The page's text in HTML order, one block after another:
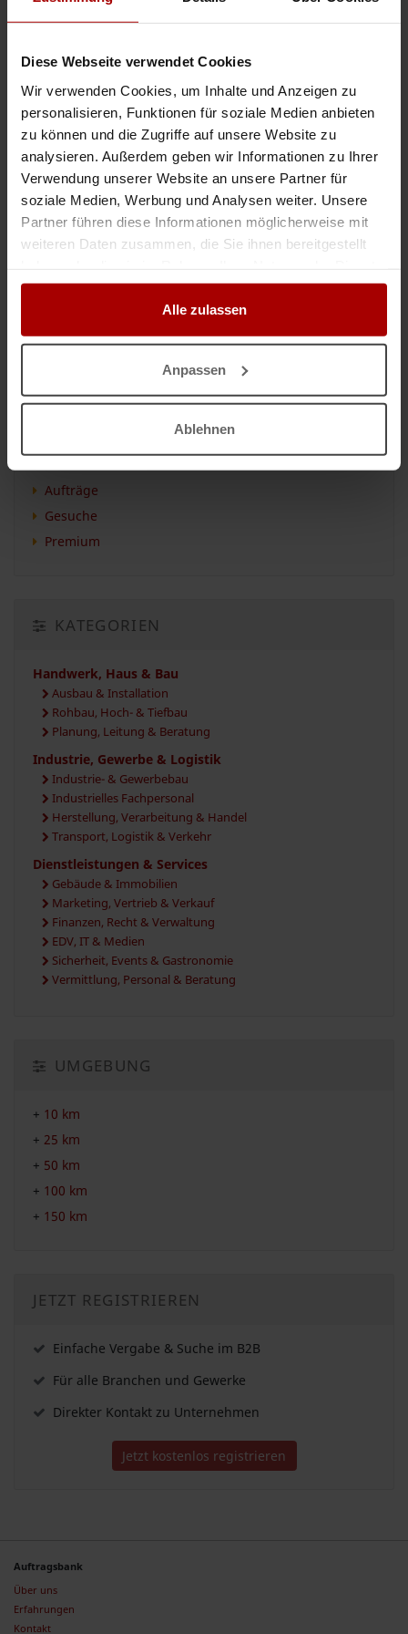
Diese Webseite verwendet Cookies
Wir verwenden Cookies, um Inhalte und Anzeigen zu
personalisieren, Funktionen für soziale Medien anbieten
zu können und die Zugriffe auf unsere Website zu
analysieren. Außerdem geben wir Informationen zu Ihrer
Verwendung unserer Website an unsere Partner für
soziale Medien, Werbung und Analysen weiter. Unsere
Partner führen diese Informationen möglicherweise mit
weiteren Daten zusammen, die Sie ihnen bereitgestellt
gesammelt haben.
Alle zulassen
Anpassen
Ablehnen
Aufträge & Firmen in Landkreis Stormarn
Das können Sie als Nächstes tun
Jetzt kostenlos freie Kapazitäten melden
Jetzt kostenlos einen Auftrag vergeben
Aufträge aller Branchen einsehen
Firmen aller Branchen einsehen
INSERIEREN
Auftrag vergeben
Aufträge
Gesuche
Premium
KATEGORIEN
Handwerk, Haus & Bau
Ausbau & Installation
Rohbau, Hoch- & Tiefbau
Planung, Leitung & Beratung
Industrie, Gewerbe & Logistik
Industrie- & Gewerbebau
Industrielles Fachpersonal
Herstellung, Verarbeitung & Handel
Transport, Logistik & Verkehr
Dienstleistungen & Services
Gebäude & Immobilien
Marketing, Vertrieb & Verkauf
Finanzen, Recht & Verwaltung
EDV, IT & Medien
Sicherheit, Events & Gastronomie
Vermittlung, Personal & Beratung
UMGEBUNG
+ 10 km
+ 25 km
+ 50 km
+ 100 km
+ 150 km
JETZT REGISTRIEREN
Einfache Vergabe & Suche im B2B
Für alle Branchen und Gewerke
Direkter Kontakt zu Unternehmen
Jetzt kostenlos registrieren
Auftragsbank
Über uns
Erfahrungen
Kontakt